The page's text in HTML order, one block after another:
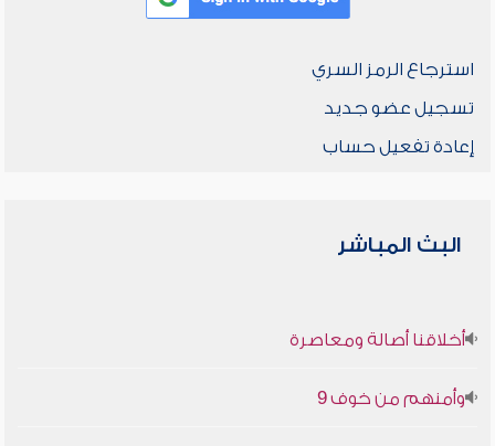
استرجاع الرمز السري
تسجيل عضو جديد
إعادة تفعيل حساب
البث المباشر
أخلاقنا أصالة ومعاصرة
وأمنهم من خوف 9